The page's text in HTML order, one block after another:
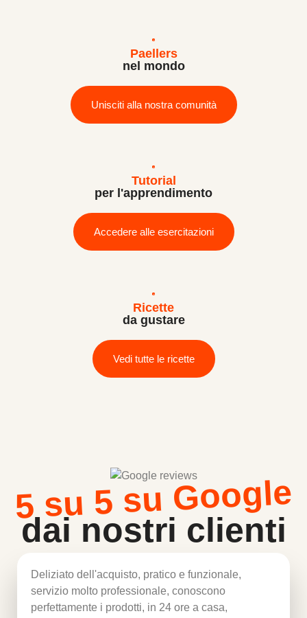
Paellers
nel mondo
Unisciti alla nostra comunità
Tutorial
per l'apprendimento
Accedere alle esercitazioni
Ricette
da gustare
Vedi tutte le ricette
5 su 5 su Google
dai nostri clienti
Deliziato dell'acquisto, pratico e funzionale,
servizio molto professionale, conoscono
perfettamente i prodotti, in 24 ore a casa,